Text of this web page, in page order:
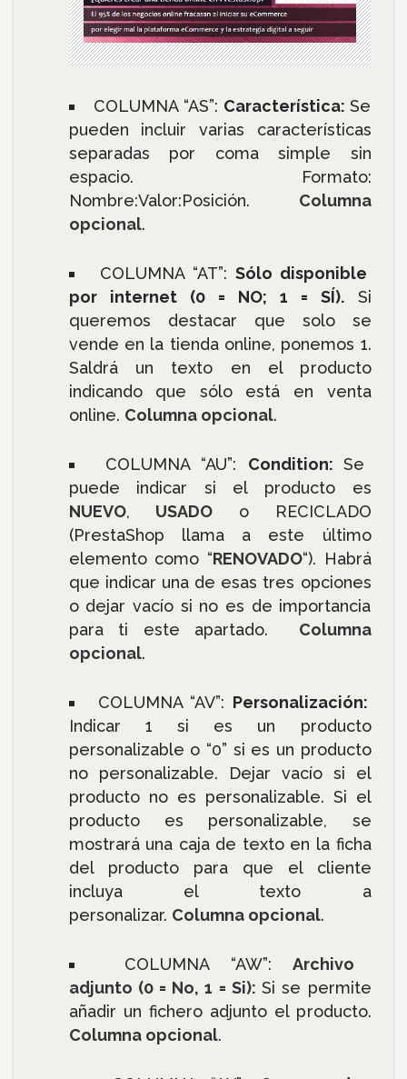
COLUMNA “AS”: Característica: Se
pueden incluir varias características
separadas por coma simple sin
espacio. Formato:
Nombre:Valor:Posición. Columna
opcional.
COLUMNA “AT”: Sólo disponible
por internet (0 = NO; 1 = SÍ).Si
queremos destacar que solo se
vende en la tienda online, ponemos 1.
Saldrá un texto en el producto
indicando que sólo está en venta
online. Columna opcional.
COLUMNA “AU”: Condition: Se
puede indicar si el producto es
NUEVO, USADO o RECICLADO
(PrestaShop llama a este último
elemento como “RENOVADO“). Habrá
que indicar una de esas tres opciones
o dejar vacío si no es de importancia
para ti este apartado. Columna
opcional.
COLUMNA “AV”: Personalización:
Indicar 1 si es un producto
personalizable o “0” si es un producto
no personalizable. Dejar vacío si el
producto no es personalizable. Si el
producto es personalizable, se
mostrará una caja de texto en la ficha
del producto para que el cliente
incluya el texto a
personalizar. Columna opcional.
COLUMNA “AW”:Archivo
adjunto (0 = No, 1 = Si):Si se permite
añadir un fichero adjunto el producto.
Columna opcional.